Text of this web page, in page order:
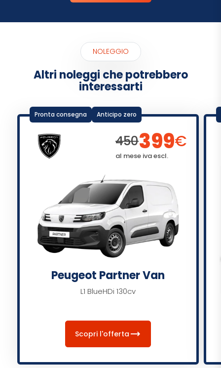
NOLEGGIO
Altri noleggi che potrebbero
interessarti
450399€
al mese iva escl.
Pronta consegna Anticipo zero
Peugeot Partner Van
L1 BlueHDi 130cv
Scopri l'offerta trending_flat